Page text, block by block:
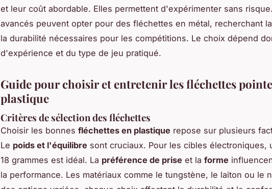
et leur coût abordable. Elles permettent d'expérimenter sans
avancés peuvent opter pour des fléchettes en métal, recherchant
la durabilité nécessaires pour les compétitions. Le choix dépend
d'expérience et du type de jeu pratiqué.
Guide pour choisir et entretenir les fléchettes pointe
plastique
Critères de sélection des fléchettes
Choisir les bonnes fléchettes en plastique repose sur plusieurs
Le poids et l'équilibre sont cruciaux. Pour les cibles électroniques,
18 grammes est idéal. La préférence de prise et la forme
la performance. Les matériaux comme le tungstène, le laiton ou le